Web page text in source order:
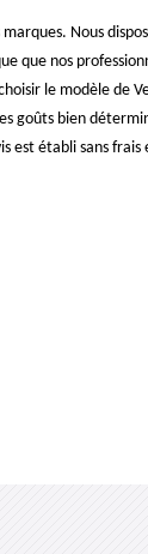
Nous
que nos
le modèle de
goûts bien
est établi sans frais